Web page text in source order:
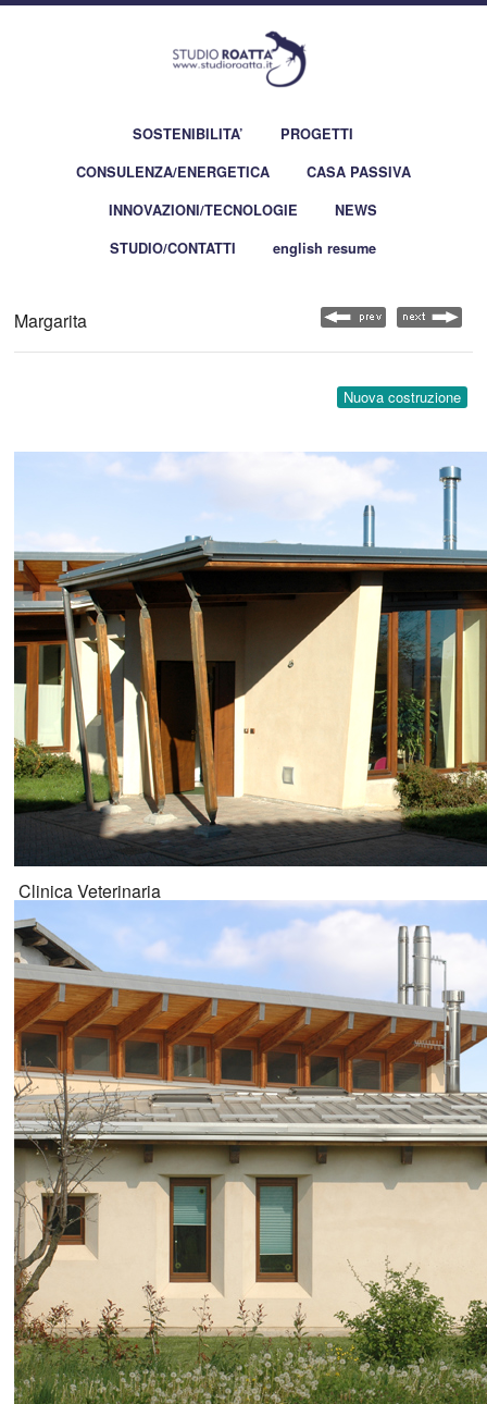
SOSTENIBILITA’
PROGETTI
CONSULENZA/ENERGETICA
CASA PASSIVA
INNOVAZIONI/TECNOLOGIE
NEWS
STUDIO/CONTATTI
english resume
Margarita
Nuova costruzione
Clinica Veterinaria